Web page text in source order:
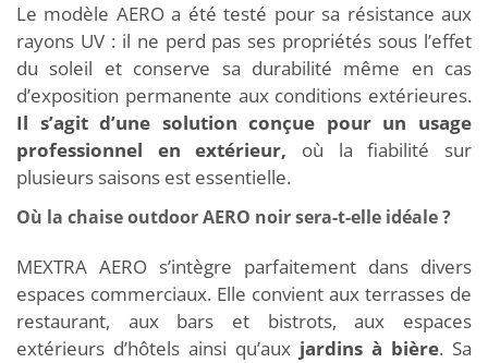
Le modèle AERO a été testé pour sa résistance aux
rayons UV : il ne perd pas ses propriétés sous l’effet
du soleil et conserve sa durabilité même en cas
d’exposition permanente aux conditions extérieures.
Il s’agit d’une solution conçue pour un usage
professionnel en extérieur, où la fiabilité sur
plusieurs saisons est essentielle.
Où la chaise outdoor AERO noir sera-t-elle idéale ?
MEXTRA AERO s’intègre parfaitement dans divers
espaces commerciaux. Elle convient aux terrasses de
restaurant, aux bars et bistrots, aux espaces
extérieurs d’hôtels ainsi qu’aux jardins à bière. Sa